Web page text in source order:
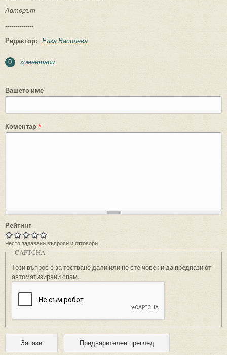
Авторът
--------------
Редактор: Елка Василева
0 коментари
Вашето име
Коментар*
Рейтинг
Често задавани въпроси и отговори
CAPTCHA
Този въпрос е за тестване дали или не сте човек и да предпази от
автоматизирани спам.